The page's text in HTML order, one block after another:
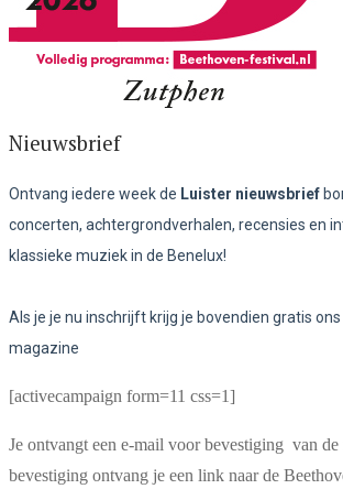
Nieuwsbrief
Ontvang iedere week de Luister nieuwsbrief
concerten, achtergrondverhalen, recensies en
klassieke muziek in de Benelux!
Als je je nu inschrijft krijg je bovendien gratis
magazine
[activecampaign form=11 css=1]
Je ontvangt een e-mail voor bevestiging van
bevestiging ontvang je een link naar de